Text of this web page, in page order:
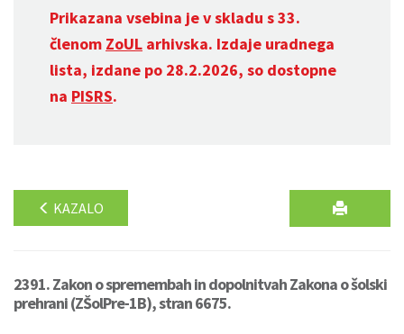
Prikazana vsebina je v skladu s 33.
členom ZoUL arhivska. Izdaje uradnega
lista, izdane po 28.2.2026, so dostopne
na PISRS.
KAZALO
2391. Zakon o spremembah in dopolnitvah Zakona o šolski
prehrani (ZŠolPre-1B), stran 6675.